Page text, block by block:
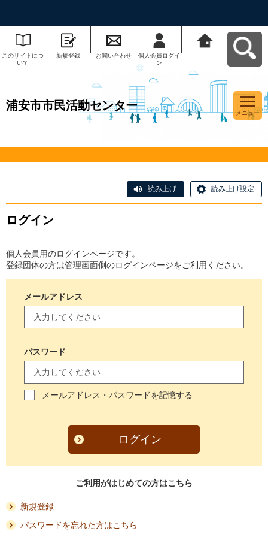
このサイトにつ
いて
新規登録 お問い合わせ
個人会員ログイ
ン
浦安市市民活動センター
メニュー
読み上げ 読み上げ設定
ログイン
個人会員用のログインページです。
登録団体の方は管理画面側のログインページをご利用ください。
メールアドレス
パスワード
メールアドレス・パスワードを記憶する
ログイン
ご利用がはじめての方はこちら
新規登録
パスワードを忘れた方はこちら